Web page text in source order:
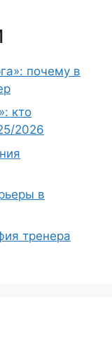
почему в
кто
2026
в
тренера